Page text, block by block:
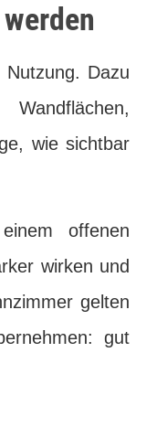
Dazu
Wandflächen,
wie sichtbar
offenen
wirken und
gelten
gut